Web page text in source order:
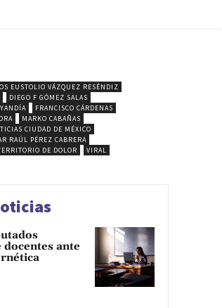
EUSTOLIO VÁZQUEZ RESÉNDIZ
DIEGO F GÓMEZ SALAS
FRANCISCO CÁRDENAS
MARKO CABAÑAS
CIUDAD DE MÉXICO
RAÚL PÉREZ CABRERA
DE DOLOR VIRAL
ante